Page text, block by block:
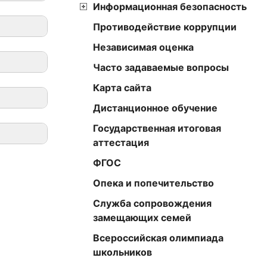
5).
И
Информационная безопасность
Противодействие коррупции
Независимая оценка
Часто задаваемые вопросы
Карта сайта
Дистанционное обучение
Государственная итоговая
аттестация
ФГОС
Опека и попечительство
Служба сопровождения
замещающих семей
Всероссийская олимпиада
школьников